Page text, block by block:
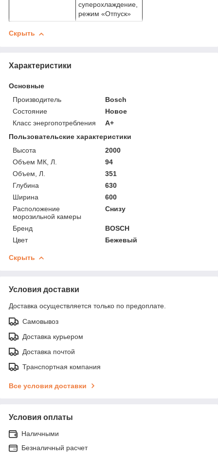
суперохлаждение,
режим «Отпуск»
Скрыть
Характеристики
Основные
Производитель
Bosch
Состояние
Новое
Класс энергопотребления
A+
Пользовательские характеристики
Высота
2000
Объем МК, Л.
94
Объем, Л.
351
Глубина
630
Ширина
600
Расположение
морозильной камеры
Снизу
Бренд
BOSCH
Цвет
Бежевый
Скрыть
Условия доставки
Доставка осуществляется только по предоплате.
Самовывоз
Доставка курьером
Доставка почтой
Транспортная компания
Все условия доставки
Условия оплаты
Наличными
Безналичный расчет